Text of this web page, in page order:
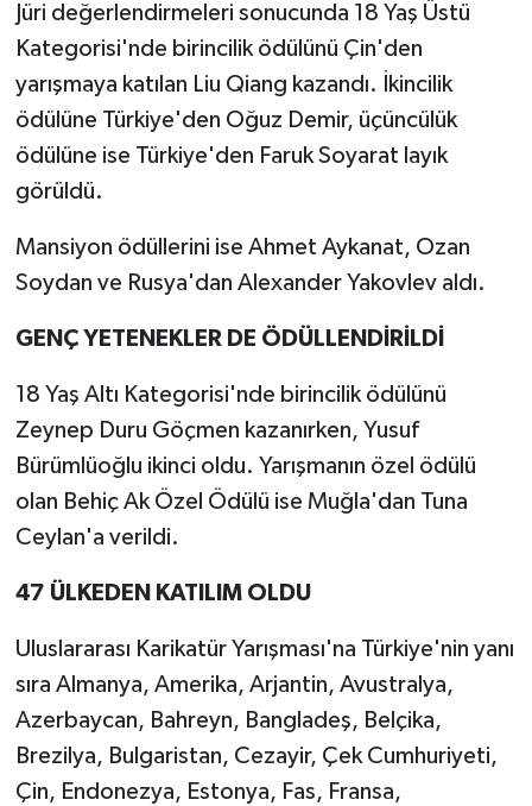
Jüri değerlendirmeleri sonucunda 18 Yaş Üstü
Kategorisi'nde birincilik ödülünü Çin'den
yarışmaya katılan Liu Qiang kazandı. İkincilik
ödülüne Türkiye'den Oğuz Demir, üçüncülük
ödülüne ise Türkiye'den Faruk Soyarat layık
görüldü.
Mansiyon ödüllerini ise Ahmet Aykanat, Ozan
Soydan ve Rusya'dan Alexander Yakovlev aldı.
GENÇ YETENEKLER DE ÖDÜLLENDİRİLDİ
18 Yaş Altı Kategorisi'nde birincilik ödülünü
Zeynep Duru Göçmen kazanırken, Yusuf
Bürümlüoğlu ikinci oldu. Yarışmanın özel ödülü
olan Behiç Ak Özel Ödülü ise Muğla'dan Tuna
Ceylan'a verildi.
47 ÜLKEDEN KATILIM OLDU
Uluslararası Karikatür Yarışması'na Türkiye'nin yanı
sıra Almanya, Amerika, Arjantin, Avustralya,
Azerbaycan, Bahreyn, Bangladeş, Belçika,
Brezilya, Bulgaristan, Cezayir, Çek Cumhuriyeti,
Çin, Endonezya, Estonya, Fas, Fransa,